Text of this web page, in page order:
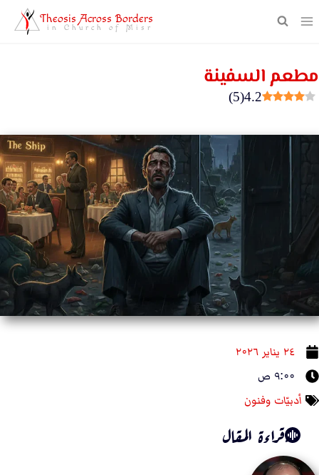
Theosis Across Borders
in Church of Misr
مطعم السفينة
4.2
(
5
)
۲٤ يناير ۲۰۲٦
۹:۰۰ ص
أدبيّات وفنون
قراءة المقال